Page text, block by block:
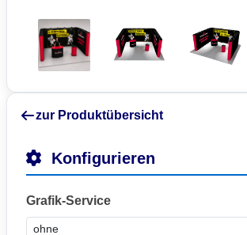
zur Produktübersicht
Konfigurieren
Grafik-Service